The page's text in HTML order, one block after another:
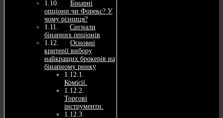
Бінарні
опціони чи Форекс? У
чому різниця?
Сигнали
бінарних опціонів
Основні
критерії вибору
найкращих брокерів на
бінарному ринку
Комісії.
Торгові
інструменти.